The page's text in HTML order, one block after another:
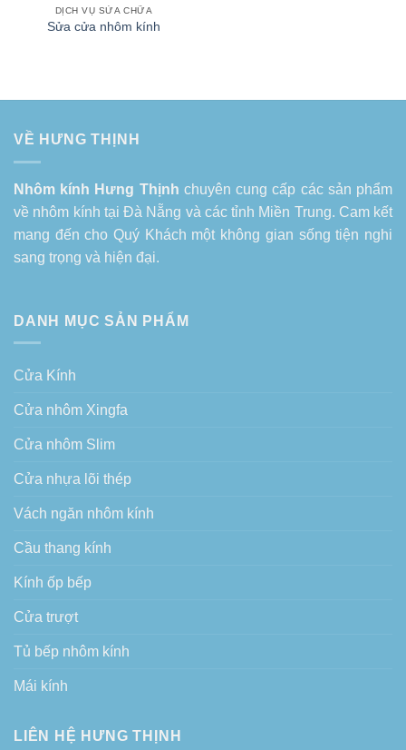
DỊCH VỤ SỬA CHỮA
Sửa cửa nhôm kính
VỀ HƯNG THỊNH
Nhôm kính Hưng Thịnh chuyên cung cấp các sản phẩm
về nhôm kính tại Đà Nẵng và các tỉnh Miền Trung. Cam kết
mang đến cho Quý Khách một không gian sống tiện nghi
sang trọng và hiện đại.
DANH MỤC SẢN PHẨM
Cửa Kính
Cửa nhôm Xingfa
Cửa nhôm Slim
Cửa nhựa lõi thép
Vách ngăn nhôm kính
Cầu thang kính
Kính ốp bếp
Cửa trượt
Tủ bếp nhôm kính
Mái kính
LIÊN HỆ HƯNG THỊNH